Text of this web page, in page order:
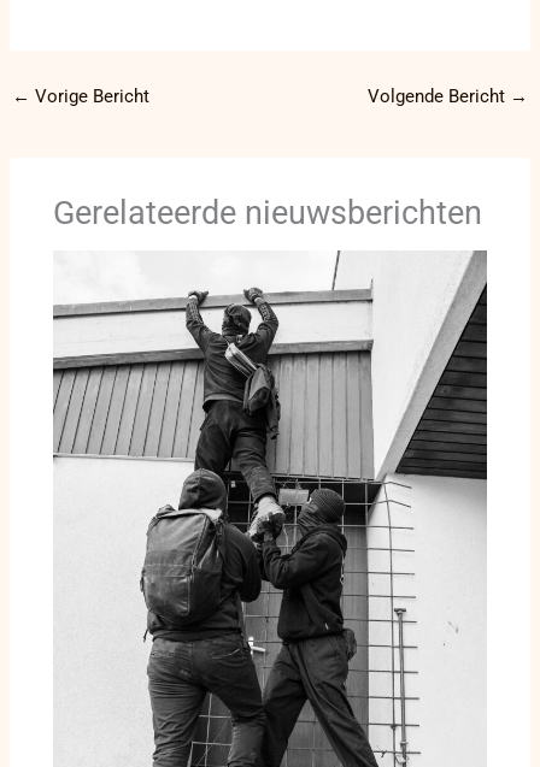
← Vorige Bericht Volgende Bericht →
Gerelateerde nieuwsberichten